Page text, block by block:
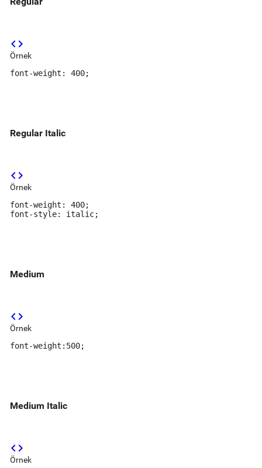
code
Örnek
font-weight: 400;
Regular Italic
code
Örnek
font-weight: 400;
font-style: italic;
Medium
code
Örnek
font-weight:500;
Medium Italic
code
Örnek